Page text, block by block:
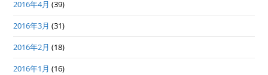
2016年4月 (39)
2016年3月 (31)
2016年2月 (18)
2016年1月 (16)